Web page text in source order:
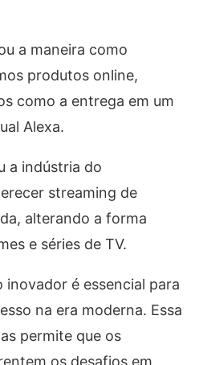
a maneira como
produtos online,
como a entrega em um
Alexa.
a indústria do
streaming de
alterando a forma
e séries de TV.
inovador é essencial para
na era moderna. Essa
permite que os
os desafios em